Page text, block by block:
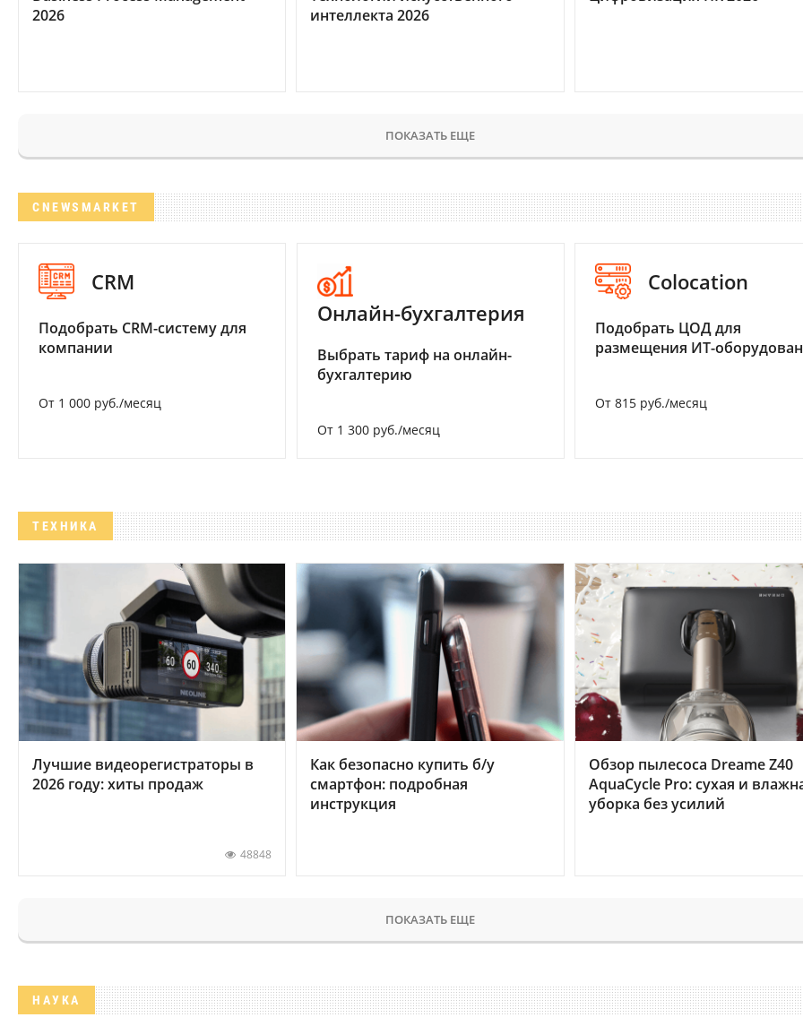
2026
интеллекта 2026
ПОКАЗАТЬ ЕЩЕ
CNEWSMARKET
CRM
Подобрать CRM-систему для
компании
От 1 000 руб./месяц
Онлайн-бухгалтерия
Выбрать тариф на онлайн-
бухгалтерию
От 1 300 руб./месяц
Colocation
Подобрать ЦОД для
размещения ИТ-
От 815 руб./месяц
ТЕХНИКА
Лучшие видеорегистраторы в
2026 году: хиты продаж
48848
Как безопасно купить б/у
смартфон: подробная
инструкция
Обзор пылесоса Dreame Z40
AquaCycle Pro: сухая и
уборка без усилий
ПОКАЗАТЬ ЕЩЕ
НАУКА